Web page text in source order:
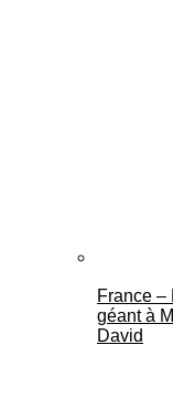
France –
géant à
David